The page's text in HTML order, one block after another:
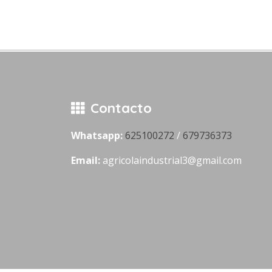
Contacto
Whatsapp:625100272 /679736373
Email: agricolaindustrial3@gmail.com